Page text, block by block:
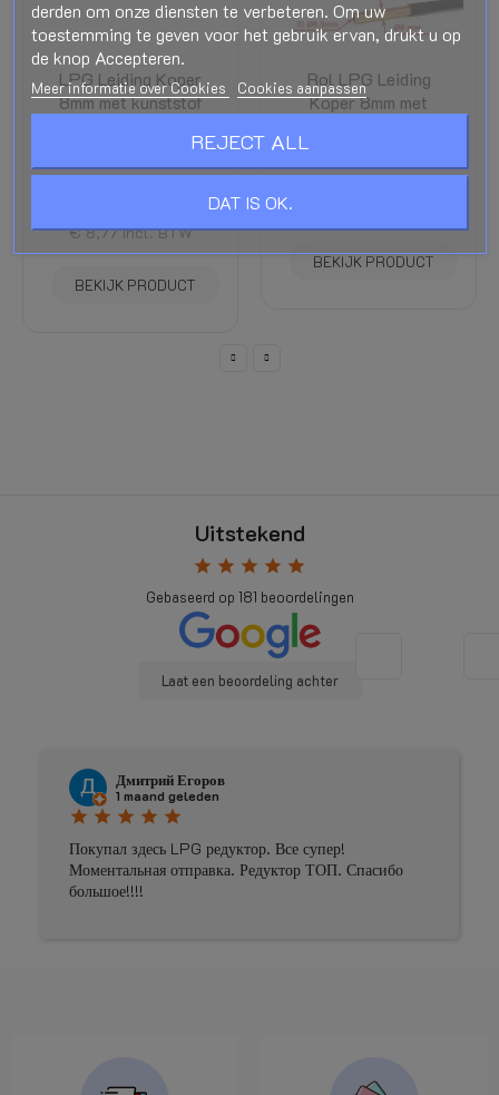
LPG Leiding Koper
8mm met kunststof
Koper leiding
€ 8,77 Incl. BTW
BEKIJK PRODUCT
Rol LPG Leiding
Koper 8mm met
BEKIJK PRODUCT
Uitstekend
star star star star star
Gebaseerd op 181 beoordelingen
Laat een beoordeling achter
Дмитрий Егоров
1 maand geleden
star star star star star
Покупал здесь LPG редуктор. Все супер!
Моментальная отправка. Редуктор ТОП. Спасибо
большое!!!!
derden om onze diensten te verbeteren. Om uw
toestemming te geven voor het gebruik ervan, drukt u op
de knop Accepteren.
Meer informatie over Cookies Cookies aanpassen
REJECT ALL
DAT IS OK.